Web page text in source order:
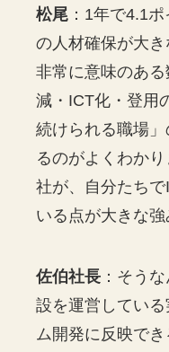
松尾 ：1年で4.1
の人材確保が大
非常に意味のあ
減・ICT化・登用
続けられる職場
るのがよくわか
社が、自分たち
いる点が大きな強
佐伯社長 ：そう
設を運営してい
ム開発に反映で